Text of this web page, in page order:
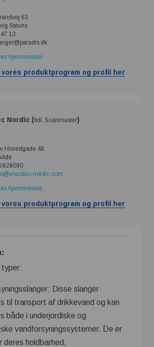
63
Stevns
13
hjemmeside
vores produktprogram og profil her
Nordic (tidl. Scanmaster)
Hovedgade 48
nordic.com
hjemmeside
vores produktprogram og profil her
typer:
Disse slanger
til transport af drikkevand og kan
både i underjordiske og
vandforsyningssystemer. De er
deres holdbarhed,